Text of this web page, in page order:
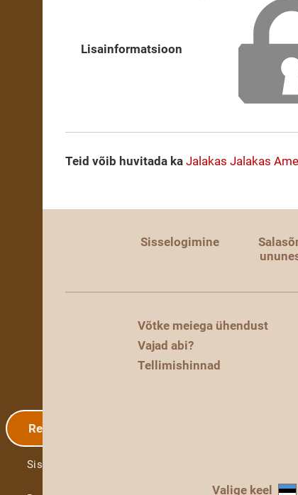
Registreerimine
Sisselogimine
Lisainformatsioon
Teid võib huvitada ka Jalakas Jalakas
Sisselogimine
Võtke meiega ühendust
Vajad abi?
Tellimishinnad
Valige keel